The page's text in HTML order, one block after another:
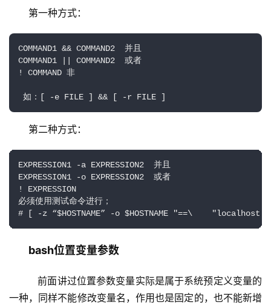
第一种方式：
COMMAND1 && COMMAND2  并且
COMMAND1 || COMMAND2  或者
! COMMAND 非
如：[ -e FILE ] && [ -r FILE ]
第二种方式：
EXPRESSION1 -a EXPRESSION2  并且
EXPRESSION1 -o EXPRESSION2  或者
! EXPRESSION
必须使用测试命令进行；
# [ -z “$HOSTNAME” -o $HOSTNAME "==\
bash位置变量参数
前面讲过位置参数变量实际是属于系统预定义变量的
一种，同样不能修改变量名，作用也是固定的，也不能新增